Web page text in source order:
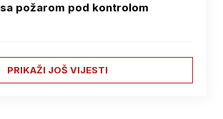
sa požarom pod kontrolom
PRIKAŽI JOŠ VIJESTI